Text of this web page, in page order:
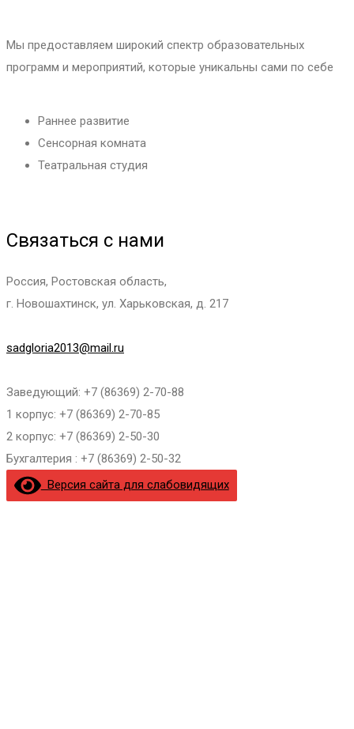
Мы предоставляем широкий спектр образовательных
программ и мероприятий, которые уникальны сами по себе
Раннее развитие
Сенсорная комната
Театральная студия
Связаться с нами
Россия, Ростовская область,
г. Новошахтинск, ул. Харьковская, д. 217
sadgloria2013@mail.ru
Заведующий: +7 (86369) 2-70-88
1 корпус: +7 (86369) 2-70-85
2 корпус: +7 (86369) 2-50-30
Бухгалтерия : +7 (86369) 2-50-32
Версия сайта для слабовидящих